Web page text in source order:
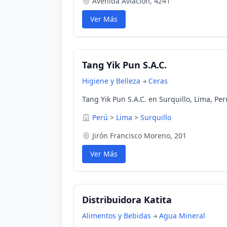
Ver Más
Tang Yik Pun S.A.C.
Higiene y Belleza
Ceras
Tang Yik Pun S.A.C. en Surquillo, Lima,
Perú > Lima > Surquillo
Jirón Francisco Moreno, 201
Ver Más
Distribuidora Katita
Alimentos y Bebidas Agua Mineral